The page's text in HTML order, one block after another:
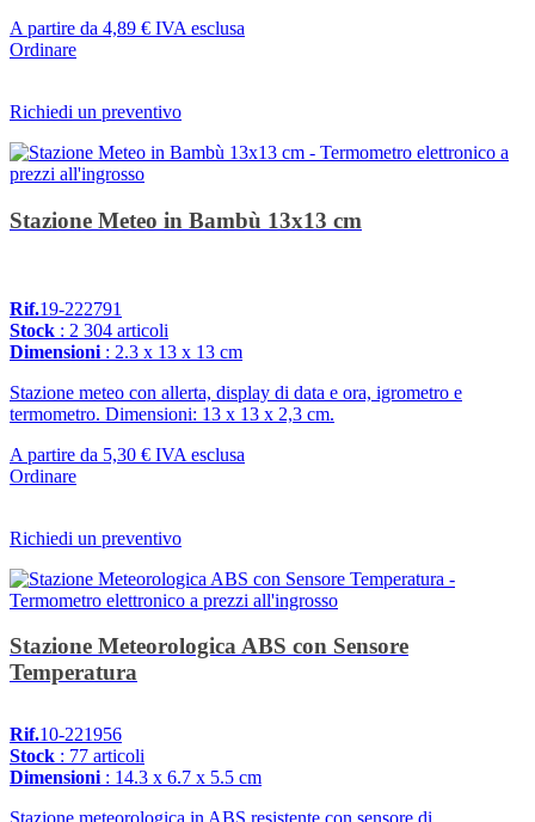
A partire da 4,89 € IVA esclusa
Ordinare
Richiedi un preventivo
Stazione Meteo in Bambù 13x13 cm
Rif.19-222791
Stock : 2 304 articoli
Dimensioni : 2.3 x 13 x 13 cm
Stazione meteo con allerta, display di data e ora, igrometro e
termometro. Dimensioni: 13 x 13 x 2,3 cm.
A partire da 5,30 € IVA esclusa
Ordinare
Richiedi un preventivo
Stazione Meteorologica ABS con Sensore
Temperatura
Rif.10-221956
Stock : 77 articoli
Dimensioni : 14.3 x 6.7 x 5.5 cm